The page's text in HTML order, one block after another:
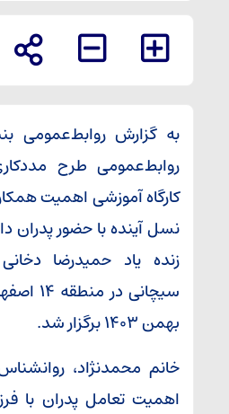
به گزارش روابط‌عمومی
روابط‌عمومی طرح
کارگاه آموزشی اهمیت
نسل آینده با حضور پدران
زنده یاد حمیدرضا
بهمن ۱۴۰۳ برگزار شد.
خانم محمدنژاد،
اهمیت تعامل پدران با